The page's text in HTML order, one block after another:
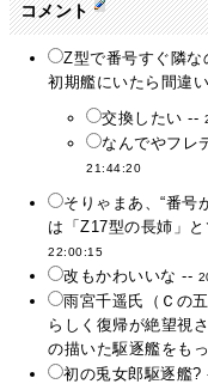
コメント
Z型で番号すぐ隣な
初期艦にいたら間違
交換したい --
なんでやフレ
21:44:20
そりゃまあ、“番号
は「Z17型の長姉」
22:00:15
改もかわいいな --
雨宮千遥氏（Ｃの
らしく復帰が絶望視
の描いた駆逐艦をも
初の兎女郎駆逐艦?